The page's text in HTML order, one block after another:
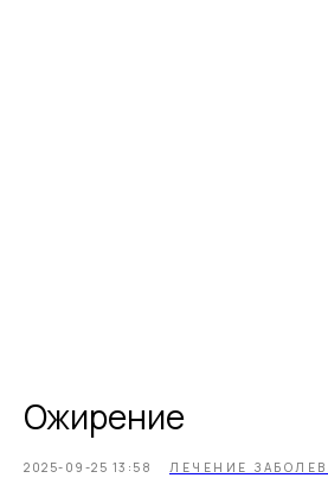
Ожирение
2025-09-25 13:58 ЛЕЧЕНИЕ